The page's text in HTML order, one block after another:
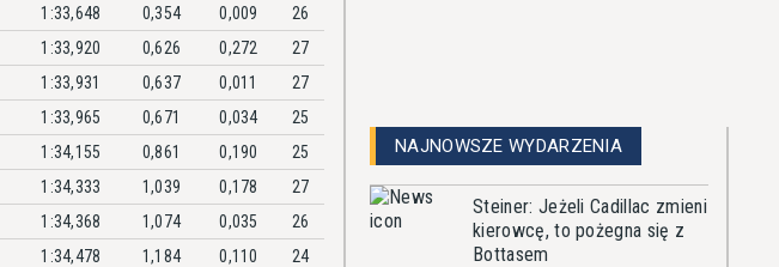
1:33,648 0,354 0,009
26
1:33,920 0,626 0,272
27
1:33,931 0,637 0,011
27
1:33,965 0,671 0,034
25
1:34,155 0,861 0,190
25
1:34,333 1,039 0,178
27
1:34,368 1,074 0,035
26
1:34,478 1,184 0,110
24
NAJNOWSZE WYDARZENIA
Steiner: Jeżeli Cadillac zmieni
kierowcę, to pożegna się z
Bottasem